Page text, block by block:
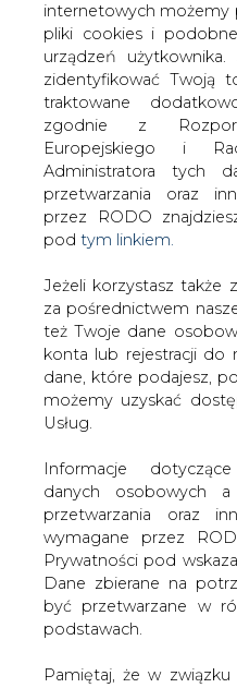
konta lub rejestracji do
dane, które podajesz,
możemy uzyskać
Usług.
Informacje
danych osobowych
przetwarzania oraz
wymagane przez
Prywatności pod
Dane zbierane na
być przetwarzane w
podstawach.
Pamiętaj, że w związku
osobowych
a przede wszystkim
oraz prawo sprzeciwu
danych. Prawa te
przestrzegane. Prawo
wobec
związanych z Twoją
skutecznym wniesieniu
dane nie będą
ważna prawnie
przetwarzania,
praw i wolności lub
dochodzenia lub
będą przetwarzane w
W instytucjach
prowadzone są
prace mające na
przyszłej roli
unijnym rynku oraz
długoterminowej
energetycznej do
niektórych
roku.
treść całej publikacji
Do odczytu plików
Reader.
# Materiały
Artykuł powstał bez
Wydawca portalu CIRE
szkoleń treningowych LLM.
KOMENTARZE